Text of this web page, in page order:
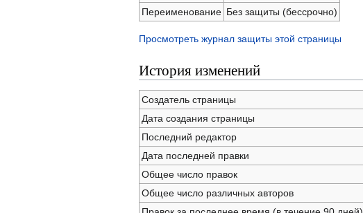
Переименование Без защиты (бессрочно)
Просмотреть журнал защиты этой страницы
История изменений
Создатель страницы
Дата создания страницы
Последний редактор
Дата последней правки
Общее число правок
Общее число различных авторов